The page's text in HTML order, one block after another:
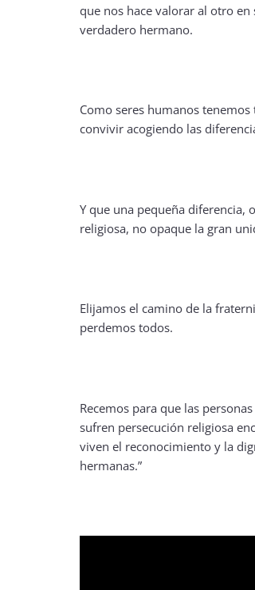
que nos hace valorar al otro
verdadero hermano.
Como seres humanos
convivir acogiendo las
Y que una pequeña diferencia,
religiosa, no opaque la gran
Elijamos el camino de la
perdemos todos.
Recemos para que las
sufren persecución religiosa
viven el reconocimiento y la
hermanas.”